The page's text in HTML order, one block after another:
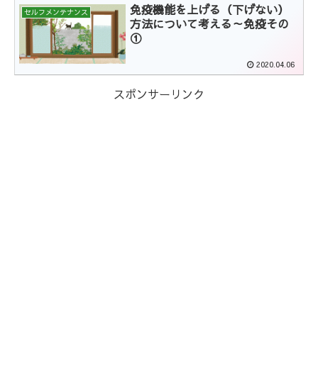
セルフメンテナンス
免疫機能を上げる（下げない）
方法について考える～免疫その
①
2020.04.06
スポンサーリンク